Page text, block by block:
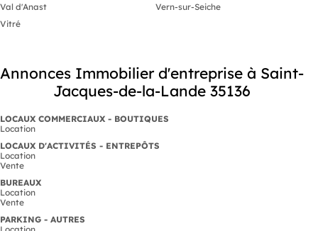
Val d'Anast
Vern-sur-Seiche
Vitré
Annonces Immobilier d'entreprise à Saint-
Jacques-de-la-Lande 35136
LOCAUX COMMERCIAUX - BOUTIQUES
Location
LOCAUX D'ACTIVITÉS - ENTREPÔTS
Location
Vente
BUREAUX
Location
Vente
PARKING - AUTRES